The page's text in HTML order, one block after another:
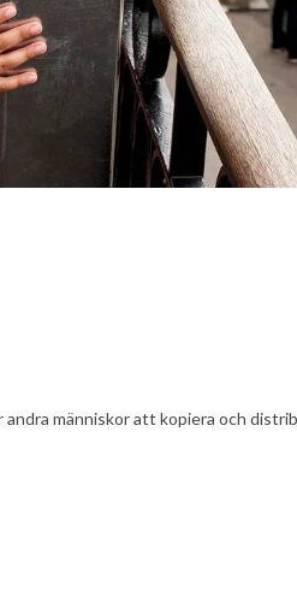
människor att kopiera och